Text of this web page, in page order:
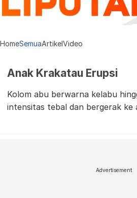
HomeSemuaArtikelVideo
Anak Krakatau Erupsi
Kolom abu berwarna kelabu
intensitas tebal dan bergerak ke
Advertisement